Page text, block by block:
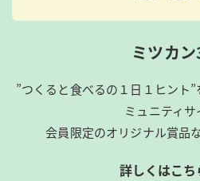
ミツカ
”つくると食べるの１日１ヒント
ミュニティサ
会員限定のオリジナル賞品
詳しくはこち